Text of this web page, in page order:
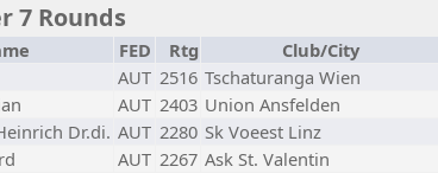
7 Rounds
FED Rtg Club/City
AUT 2516 Tschaturanga Wien
AUT 2403 Union Ansfelden
Dr.di. AUT 2280 Sk Voeest Linz
AUT 2267 Ask St. Valentin